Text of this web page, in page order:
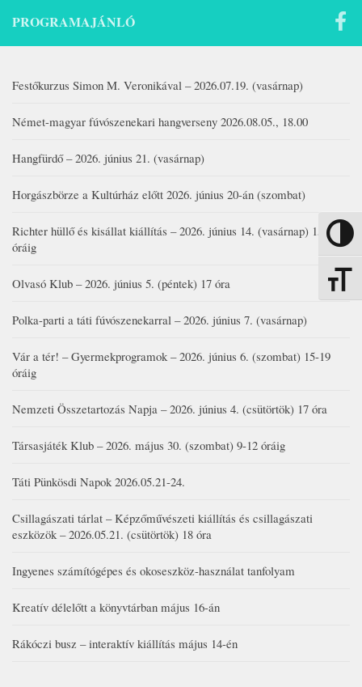
Nagy
PROGRAMAJÁNLÓ
Festőkurzus Simon M. Veronikával – 2026.07.19. (vasárnap)
Német-magyar fúvószenekari hangverseny 2026.08.05., 18.00
Hangfürdő – 2026. június 21. (vasárnap)
Horgászbörze a Kultúrház előtt 2026. június 20-án (szombat)
Richter hüllő és kisállat kiállítás – 2026. június 14. (vasárnap) 15-17
óráig
Olvasó Klub – 2026. június 5. (péntek) 17 óra
Polka-parti a táti fúvószenekarral – 2026. június 7. (vasárnap)
Vár a tér! – Gyermekprogramok – 2026. június 6. (szombat) 15-19
óráig
Nemzeti Összetartozás Napja – 2026. június 4. (csütörtök) 17 óra
Társasjáték Klub – 2026. május 30. (szombat) 9-12 óráig
Táti Pünkösdi Napok 2026.05.21-24.
Csillagászati tárlat – Képzőművészeti kiállítás és csillagászati
eszközök – 2026.05.21. (csütörtök) 18 óra
Ingyenes számítógépes és okoseszköz-használat tanfolyam
Kreatív délelőtt a könyvtárban május 16-án
Rákóczi busz – interaktív kiállítás május 14-én